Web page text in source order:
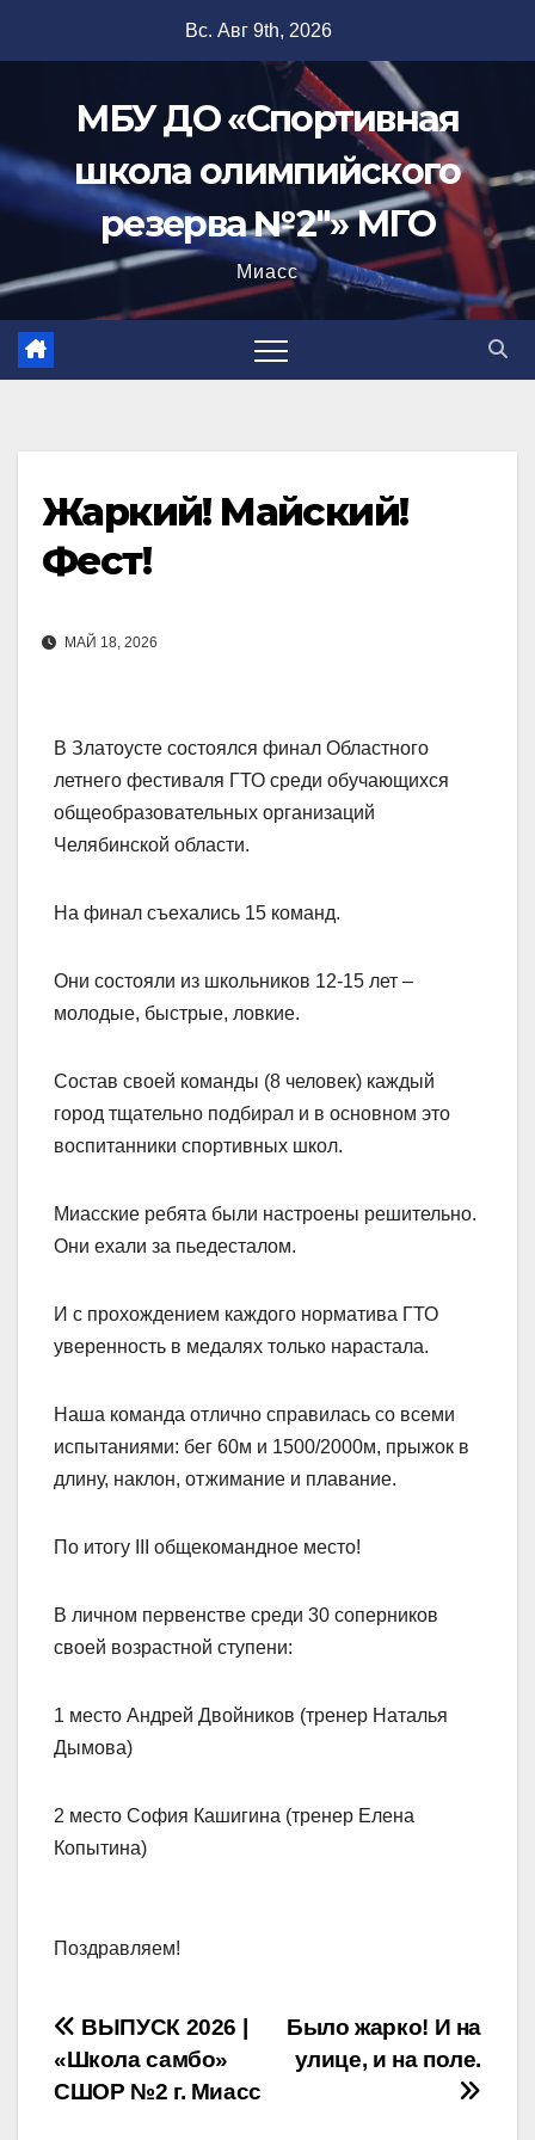
Вс. Авг 9th, 2026
МБУ ДО «Спортивная
школа олимпийского
резерва №2"» МГО
Миасс
Жаркий! Майский!
Фест!
МАЙ 18, 2026
В Златоусте состоялся финал Областного
летнего фестиваля ГТО среди обучающихся
общеобразовательных организаций
Челябинской области.
На финал съехались 15 команд.
Они состояли из школьников 12-15 лет –
молодые, быстрые, ловкие.
Состав своей команды (8 человек) каждый
город тщательно подбирал и в основном это
воспитанники спортивных школ.
Миасские ребята были настроены решительно.
Они ехали за пьедесталом.
И с прохождением каждого норматива ГТО
уверенность в медалях только нарастала.
Наша команда отлично справилась со всеми
испытаниями: бег 60м и 1500/2000м, прыжок в
длину, наклон, отжимание и плавание.
По итогу III общекомандное место!
В личном первенстве среди 30 соперников
своей возрастной ступени:
1 место Андрей Двойников (тренер Наталья
Дымова)
2 место София Кашигина (тренер Елена
Копытина)
Поздравляем!
Навигация
по
Было жарко! И на
улице, и на поле.
ВЫПУСК 2026 |
«Школа самбо»
СШОР №2 г. Миасс